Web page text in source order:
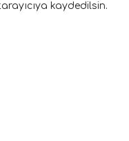
kaydedilsin.